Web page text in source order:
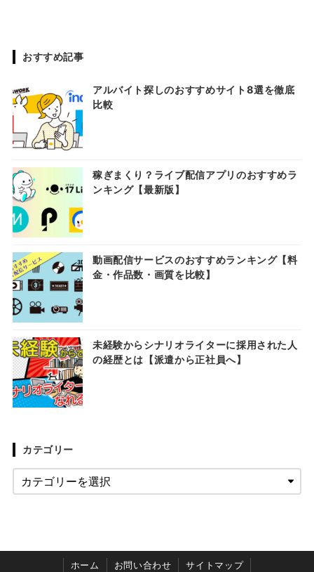
おすすめ記事
アルバイト探しのおすすめサイト8選を徹底
比較
稼ぎまくり？ライブ配信アプリのおすすめラ
ンキング【最新版】
動画配信サービスのおすすめランキング【料
金・作品数・画質を比較】
未経験からシナリオライターに採用された人
の経歴とは【派遣から正社員へ】
カテゴリー
ホーム お問い合わせ サイトマップ